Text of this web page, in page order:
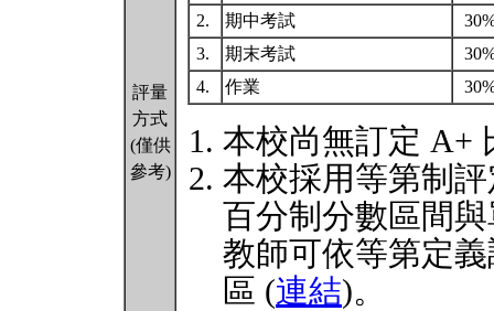
評量
方式
(僅供
參考)
2. 期中考試
3.
期末考試
4.
作業
本校尚無訂定 A+
本校採用等第制
百分制分數區間
教師可依等第定
區 (連結)。